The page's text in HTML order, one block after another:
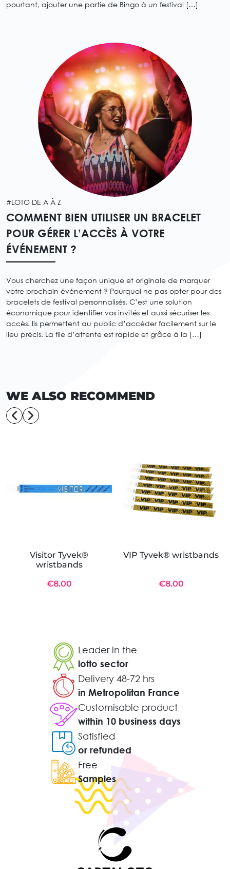
pourtant, ajouter une partie de Bingo à un festival […]
#LOTO DE A À Z
COMMENT BIEN UTILISER UN BRACELET
POUR GÉRER L’ACCÈS À VOTRE
ÉVÉNEMENT ?
Vous cherchez une façon unique et originale de marquer
votre prochain événement ? Pourquoi ne pas opter pour des
bracelets de festival personnalisés. C’est une solution
économique pour identifier vos invités et aussi sécuriser les
accès. Ils permettent au public d’accéder facilement sur le
lieu précis. La file d’attente est rapide et grâce à la […]
WE ALSO RECOMMEND
Visitor Tyvek®
wristbands
€8.00
VIP Tyvek® wristbands
€8.00
Leader in the
lotto sector
Delivery 48-72 hrs
in Metropolitan France
Customisable product
within 10 business days
Satisfied
or refunded
Free
Samples